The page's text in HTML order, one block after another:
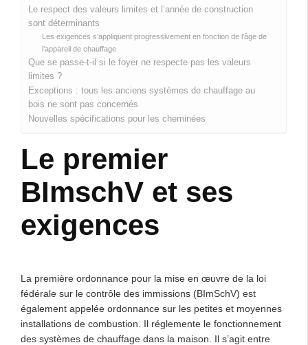
Le respect des valeurs limites et l’année de construction
sont déterminants
Les exigences s’appliquent progressivement en fonction de l’âge de
l’appareil de chauffage
Que se passe-t-il si le foyer ne respecte pas les valeurs
limites ?
Exceptions : tous les anciens systèmes de chauffage au
bois ne sont pas concernés
Nouvelles spécifications pour les cheminées
Le premier
BImschV et ses
exigences
La première ordonnance pour la mise en œuvre de la loi
fédérale sur le contrôle des immissions (BImSchV) est
également appelée ordonnance sur les petites et moyennes
installations de combustion. Il réglemente le fonctionnement
des systèmes de chauffage dans la maison. Il s’agit entre